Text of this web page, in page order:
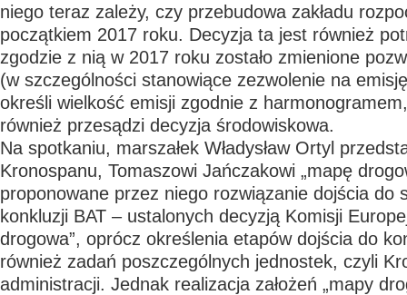
niego teraz zależy, czy przebudowa zakładu
początkiem 2017 roku. Decyzja ta jest również
zgodzie z nią w 2017 roku zostało zmienione
(w szczególności stanowiące zezwolenie na
określi wielkość emisji zgodnie z
również przesądzi decyzja środowiskowa.
Na spotkaniu, marszałek Władysław Ortyl
Kronospanu, Tomaszowi Jańczakowi „mapę
proponowane przez niego rozwiązanie dojścia do
konkluzji BAT – ustalonych decyzją Komisji
drogowa”, oprócz określenia etapów dojścia do
również zadań poszczególnych jednostek, czyli
administracji. Jednak realizacja założeń „mapy